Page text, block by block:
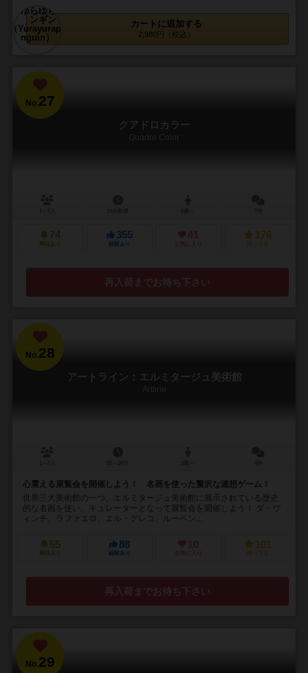
カートに追加する
2,980円（税込）
No.27
クアドロカラー
Quadro Color
74
興味あり
355
経験あり
41
お気に入り
176
持ってる
再入荷までお待ち下さい
No.28
アートライン：エルミタージュ美術館
Artline
心震える展覧会を開催しよう！ 名画を使った贅沢な連想ゲーム！
世界三大美術館の一つ、エルミタージュ美術館に展示されている歴史
的な名画を使い、キュレーターとなって展覧会を開催しよう！ ダ・ヴ
ィンチ、ラファエロ、エル・グレコ、ルーベン...
55
興味あり
88
経験あり
10
お気に入り
101
持ってる
再入荷までお待ち下さい
No.29